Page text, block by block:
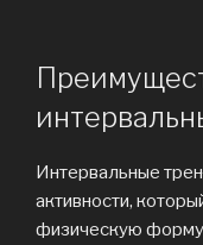
Интервальные
активности,
физическую